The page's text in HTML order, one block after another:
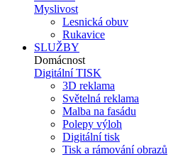
Myslivost
Lesnická obuv
Rukavice
SLUŽBY
Domácnost
Digitální TISK
3D reklama
Světelná reklama
Malba na fasádu
Polepy výloh
Digitální tisk
Tisk a rámování obrazů